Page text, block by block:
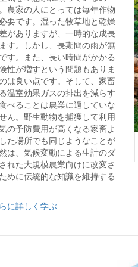
農家の人にとっては毎年作物
要です。湿った牧草地と乾燥
がありますが、一時的な成長
す。しかし、長期間の雨が無
す。また、長い時間がかかる
性が増すという問題もありま
は良い点です。そして、家畜
温室効果ガスの排出を減らす
べることは農業に適していな
ん。野生動物を捕獲して利用
の予防費用が高くなる家畜よ
た場所でも同じようなことが
は、気候変動による生計のダ
れた大規模農業向けに改変さ
めに伝統的な知識を維持する
に詳しく学ぶ